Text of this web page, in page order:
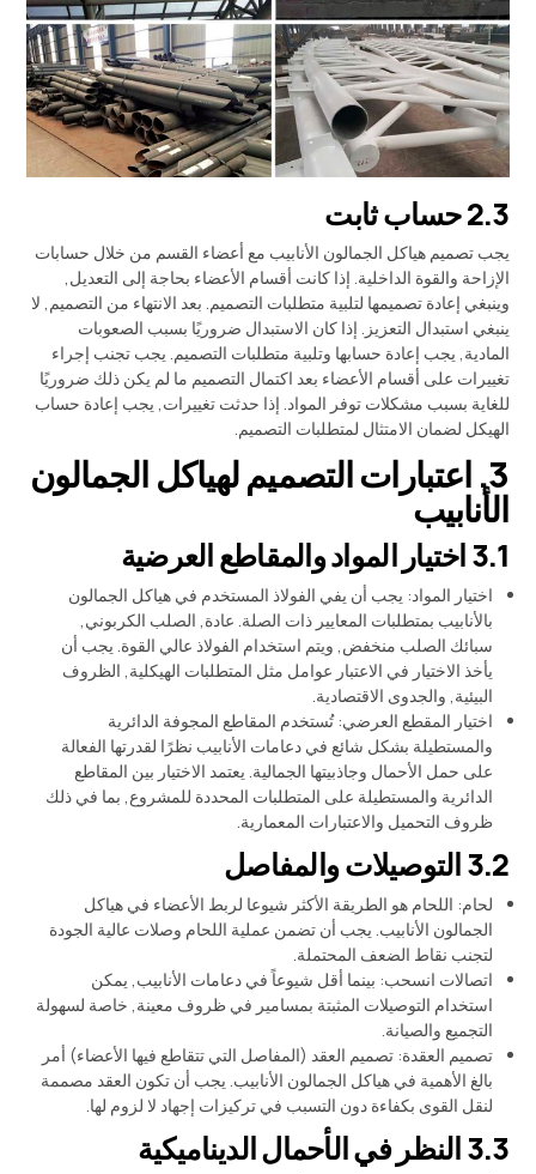
2.3 حساب ثابت
يجب تصميم هياكل الجمالون الأنابيب مع أعضاء القسم من خلال حسابات
الإزاحة والقوة الداخلية. إذا كانت أقسام الأعضاء بحاجة إلى التعديل,
وينبغي إعادة تصميمها لتلبية متطلبات التصميم. بعد الانتهاء من التصميم, لا
ينبغي استبدال التعزيز. إذا كان الاستبدال ضروريًا بسبب الصعوبات
المادية, يجب إعادة حسابها وتلبية متطلبات التصميم. يجب تجنب إجراء
تغييرات على أقسام الأعضاء بعد اكتمال التصميم ما لم يكن ذلك ضروريًا
للغاية بسبب مشكلات توفر المواد. إذا حدثت تغييرات, يجب إعادة حساب
الهيكل لضمان الامتثال لمتطلبات التصميم.
3. اعتبارات التصميم لهياكل الجمالون
الأنابيب
3.1 اختيار المواد والمقاطع العرضية
اختيار المواد: يجب أن يفي الفولاذ المستخدم في هياكل الجمالون
بالأنابيب بمتطلبات المعايير ذات الصلة. عادة, الصلب الكربوني,
سبائك الصلب منخفض, ويتم استخدام الفولاذ عالي القوة. يجب أن
يأخذ الاختيار في الاعتبار عوامل مثل المتطلبات الهيكلية, الظروف
البيئية, والجدوى الاقتصادية.
اختيار المقطع العرضي: تُستخدم المقاطع المجوفة الدائرية
والمستطيلة بشكل شائع في دعامات الأنابيب نظرًا لقدرتها الفعالة
على حمل الأحمال وجاذبيتها الجمالية. يعتمد الاختيار بين المقاطع
الدائرية والمستطيلة على المتطلبات المحددة للمشروع, بما في ذلك
ظروف التحميل والاعتبارات المعمارية.
3.2 التوصيلات والمفاصل
لحام: اللحام هو الطريقة الأكثر شيوعا لربط الأعضاء في هياكل
الجمالون الأنابيب. يجب أن تضمن عملية اللحام وصلات عالية الجودة
لتجنب نقاط الضعف المحتملة.
اتصالات انسحب: بينما أقل شيوعاً في دعامات الأنابيب, يمكن
استخدام التوصيلات المثبتة بمسامير في ظروف معينة, خاصة لسهولة
التجميع والصيانة.
تصميم العقدة: تصميم العقد (المفاصل التي تتقاطع فيها الأعضاء) أمر
بالغ الأهمية في هياكل الجمالون الأنابيب. يجب أن تكون العقد مصممة
لنقل القوى بكفاءة دون التسبب في تركيزات إجهاد لا لزوم لها.
3.3 النظر في الأحمال الديناميكية